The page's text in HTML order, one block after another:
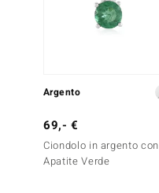
Collection
Argento
69,- €
Ciondolo in argento con
Apatite Verde